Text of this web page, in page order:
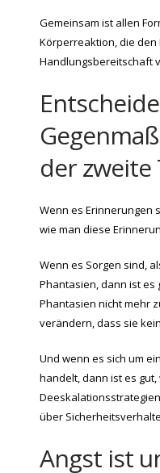
Gemeinsam ist allen
Körperreaktion, die den
Handlungsbereitschaft
der zweite
Wenn es Erinnerungen
wie man diese
Wenn es Sorgen sind,
Phantasien, dann ist es
Phantasien nicht mehr
verändern, dass sie
Und wenn es sich um
handelt, dann ist es
über
Angst ist